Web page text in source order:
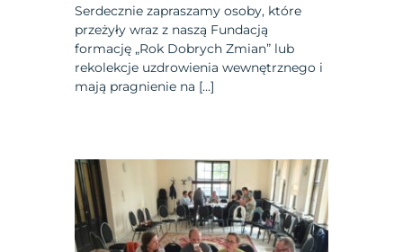
Serdecznie zapraszamy osoby, które
przeżyły wraz z naszą Fundacją
formację „Rok Dobrych Zmian” lub
rekolekcje uzdrowienia wewnętrznego i
mają pragnienie na […]